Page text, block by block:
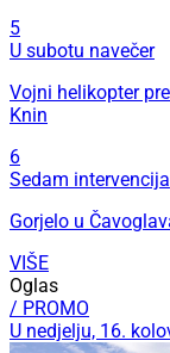
5
U subotu navečer
Vojni helikopter
Knin
6
Sedam intervencija
Gorjelo u
VIŠE
Oglas
/ PROMO
U nedjelju, 16.